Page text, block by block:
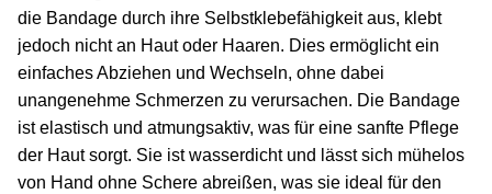
die Bandage durch ihre Selbstklebefähigkeit aus, klebt
jedoch nicht an Haut oder Haaren. Dies ermöglicht ein
einfaches Abziehen und Wechseln, ohne dabei
unangenehme Schmerzen zu verursachen. Die Bandage
ist elastisch und atmungsaktiv, was für eine sanfte Pflege
der Haut sorgt. Sie ist wasserdicht und lässt sich mühelos
von Hand ohne Schere abreißen, was sie ideal für den